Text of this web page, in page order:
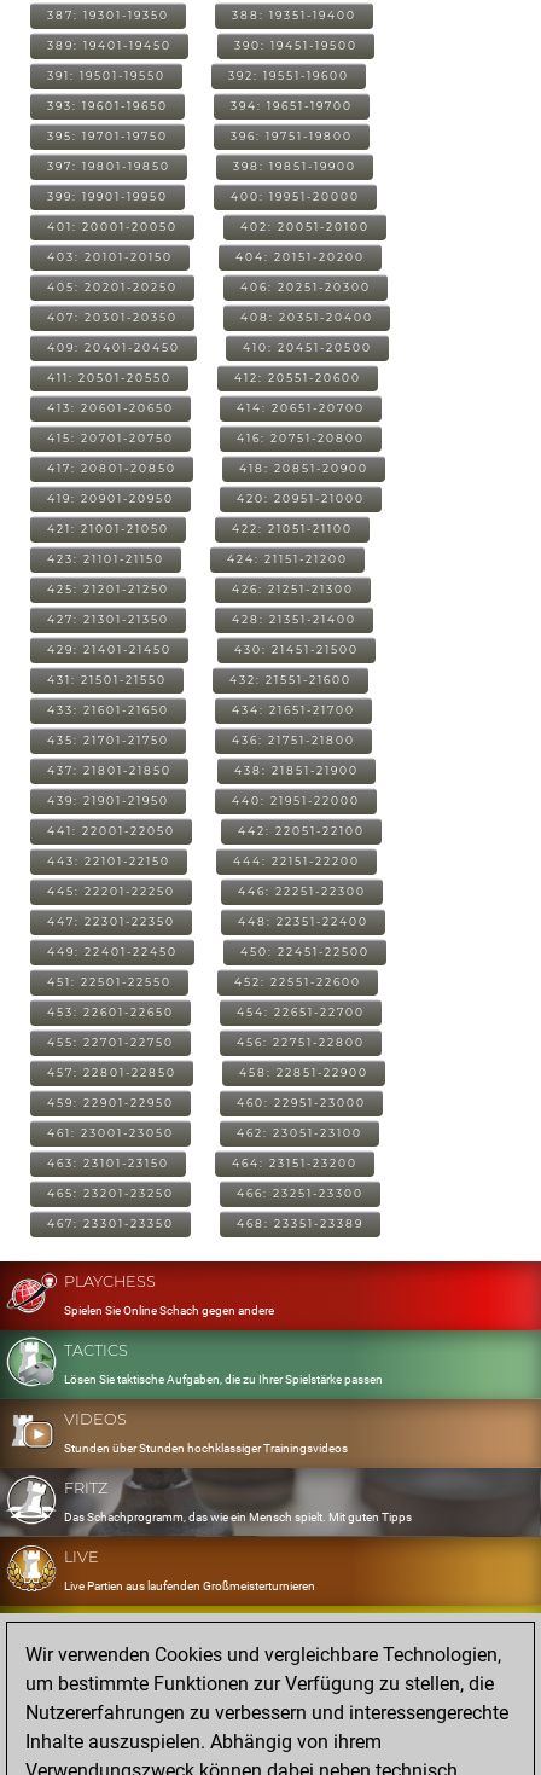
387: 19301-19350 388: 19351-19400
389: 19401-19450 390: 19451-19500
391: 19501-19550 392: 19551-19600
393: 19601-19650 394: 19651-19700
395: 19701-19750 396: 19751-19800
397: 19801-19850 398: 19851-19900
399: 19901-19950 400: 19951-20000
401: 20001-20050 402: 20051-20100
403: 20101-20150 404: 20151-20200
405: 20201-20250 406: 20251-20300
407: 20301-20350 408: 20351-20400
409: 20401-20450 410: 20451-20500
411: 20501-20550 412: 20551-20600
413: 20601-20650 414: 20651-20700
415: 20701-20750 416: 20751-20800
417: 20801-20850 418: 20851-20900
419: 20901-20950 420: 20951-21000
421: 21001-21050 422: 21051-21100
423: 21101-21150 424: 21151-21200
425: 21201-21250 426: 21251-21300
427: 21301-21350 428: 21351-21400
429: 21401-21450 430: 21451-21500
431: 21501-21550 432: 21551-21600
433: 21601-21650 434: 21651-21700
435: 21701-21750 436: 21751-21800
437: 21801-21850 438: 21851-21900
439: 21901-21950 440: 21951-22000
441: 22001-22050 442: 22051-22100
443: 22101-22150 444: 22151-22200
445: 22201-22250 446: 22251-22300
447: 22301-22350 448: 22351-22400
449: 22401-22450 450: 22451-22500
451: 22501-22550 452: 22551-22600
453: 22601-22650 454: 22651-22700
455: 22701-22750 456: 22751-22800
457: 22801-22850 458: 22851-22900
459: 22901-22950 460: 22951-23000
461: 23001-23050 462: 23051-23100
463: 23101-23150 464: 23151-23200
465: 23201-23250 466: 23251-23300
467: 23301-23350 468: 23351-23389
PLAYCHESS
Spielen Sie Online Schach gegen andere
TACTICS
Lösen Sie taktische Aufgaben, die zu Ihrer Spielstärke passen
VIDEOS
Stunden über Stunden hochklassiger Trainingsvideos
FRITZ
Das Schachprogramm, das wie ein Mensch spielt. Mit guten Tipps
LIVE
Live Partien aus laufenden Großmeisterturnieren
OPENINGS
Erfassen und Üben Sie Ihr Eröffnungsrepertoire
DATABASE
Acht Millionen starke Partien
MYGAMES
Wir verwenden Cookies und vergleichbare Technologien,
um bestimmte Funktionen zur Verfügung zu stellen, die
Nutzererfahrungen zu verbessern und interessengerechte
Inhalte auszuspielen. Abhängig von ihrem